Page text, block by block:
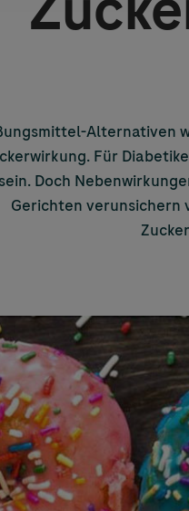
Alternativen
Für
Doch
Gerichten verunsichern